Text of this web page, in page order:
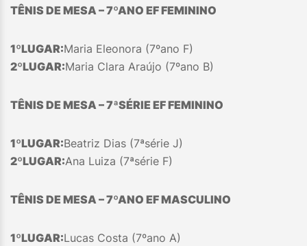
TÊNIS DE MESA – 7ºANO EF FEMININO
1ºLUGAR:Maria Eleonora (7ºano F)
2ºLUGAR:Maria Clara Araújo (7ºano B)
TÊNIS DE MESA – 7ªSÉRIE EF FEMININO
1ºLUGAR:Beatriz Dias (7ªsérie J)
2ºLUGAR:Ana Luiza (7ªsérie F)
TÊNIS DE MESA – 7ºANO EF MASCULINO
1ºLUGAR:Lucas Costa (7ºano A)